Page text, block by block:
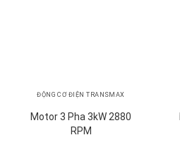
ĐỘNG CƠ ĐIỆN TRANSMAX
Motor 3 Pha 3kW 2880
RPM